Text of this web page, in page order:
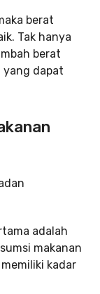
berat
Tak hanya
berat
yang dapat
adalah
makanan
kadar